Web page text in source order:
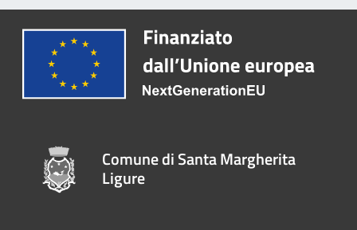
Comune di Santa Margherita
Ligure